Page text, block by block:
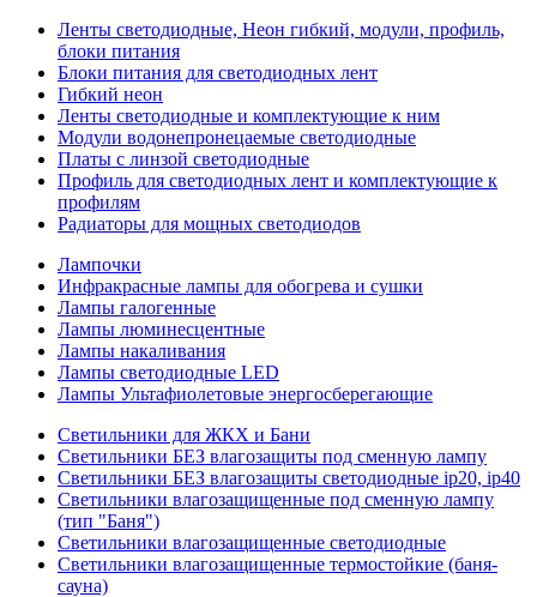
Ленты светодиодные, Неон гибкий, модули, профиль,
блоки питания
Блоки питания для светодиодных лент
Гибкий неон
Ленты светодиодные и комплектующие к ним
Модули водонепронецаемые светодиодные
Платы с линзой светодиодные
Профиль для светодиодных лент и комплектующие к
профилям
Радиаторы для мощных светодиодов
Лампочки
Инфракрасные лампы для обогрева и сушки
Лампы галогенные
Лампы люминесцентные
Лампы накаливания
Лампы светодиодные LED
Лампы Ультафиолетовые энергосберегающие
Светильники для ЖКХ и Бани
Светильники БЕЗ влагозащиты под сменную лампу
Светильники БЕЗ влагозащиты светодиодные ip20, ip40
Светильники влагозащищенные под сменную лампу
(тип "Баня")
Светильники влагозащищенные светодиодные
Светильники влагозащищенные термостойкие (баня-
сауна)